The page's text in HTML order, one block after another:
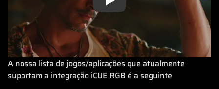
Play
A nossa lista de jogos/aplicações que atualmente
suportam a integração iCUE RGB é a seguinte